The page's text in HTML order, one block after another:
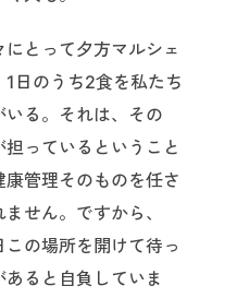
にとって夕方マルシェ
日のうち2食を私たち
る。それは、その
っているということ
管理そのものを任さ
せん。ですから、
の場所を開けて待っ
ると自負していま